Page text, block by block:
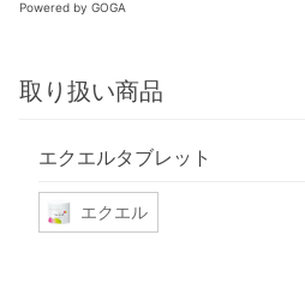
Powered by GOGA
取り扱い商品
エクエルタブレット
エクエル